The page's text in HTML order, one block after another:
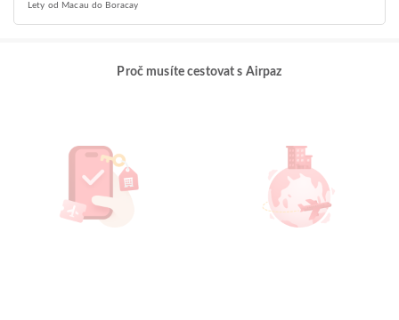
Lety od Macau do Boracay
Proč musíte cestovat s Airpaz